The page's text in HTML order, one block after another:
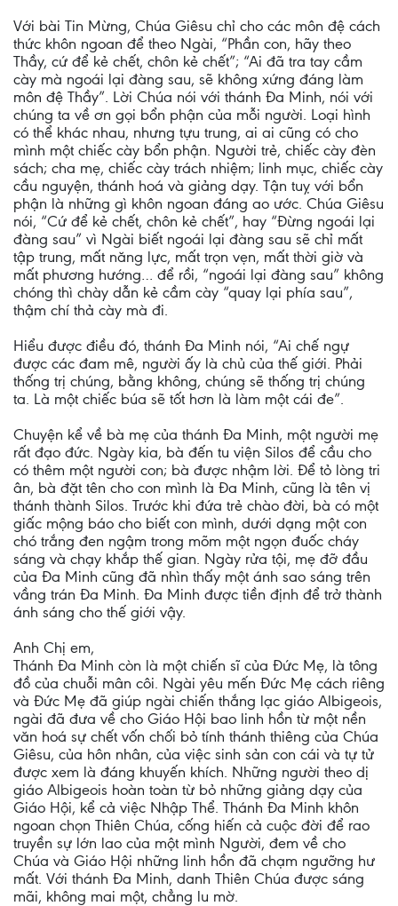
Với bài Tin Mừng, Chúa Giêsu chỉ cho các môn đệ cách
thức khôn ngoan để theo Ngài, “Phần con, hãy theo
Thầy, cứ để kẻ chết, chôn kẻ chết”; “Ai đã tra tay cầm
cày mà ngoái lại đàng sau, sẽ không xứng đáng làm
môn đệ Thầy”. Lời Chúa nói với thánh Đa Minh, nói với
chúng ta về ơn gọi bổn phận của mỗi người. Loại hình
có thể khác nhau, nhưng tựu trung, ai ai cũng có cho
mình một chiếc cày bổn phận. Người trẻ, chiếc cày đèn
sách; cha mẹ, chiếc cày trách nhiệm; linh mục, chiếc cày
cầu nguyện, thánh hoá và giảng dạy. Tận tuỵ với bổn
phận là những gì khôn ngoan đáng ao ước. Chúa Giêsu
nói, “Cứ để kẻ chết, chôn kẻ chết”, hay “Đừng ngoái lại
đàng sau” vì Ngài biết ngoái lại đàng sau sẽ chỉ mất
tập trung, mất năng lực, mất trọn vẹn, mất thời giờ và
mất phương hướng… để rồi, “ngoái lại đàng sau” không
chóng thì chày dẫn kẻ cầm cày “quay lại phía sau”,
thậm chí thả cày mà đi.
Hiểu được điều đó, thánh Đa Minh nói, “Ai chế ngự
được các đam mê, người ấy là chủ của thế giới. Phải
thống trị chúng, bằng không, chúng sẽ thống trị chúng
ta. Là một chiếc búa sẽ tốt hơn là làm một cái đe”.
Chuyện kể về bà mẹ của thánh Đa Minh, một người mẹ
rất đạo đức. Ngày kia, bà đến tu viện Silos để cầu cho
có thêm một người con; bà được nhậm lời. Để tỏ lòng tri
ân, bà đặt tên cho con mình là Đa Minh, cũng là tên vị
thánh thành Silos. Trước khi đứa trẻ chào đời, bà có một
giấc mộng báo cho biết con mình, dưới dạng một con
chó trắng đen ngậm trong mõm một ngọn đuốc cháy
sáng và chạy khắp thế gian. Ngày rửa tội, mẹ đỡ đầu
của Đa Minh cũng đã nhìn thấy một ánh sao sáng trên
vầng trán Đa Minh. Đa Minh được tiền định để trở thành
ánh sáng cho thế giới vậy.
Anh Chị em,
Thánh Đa Minh còn là một chiến sĩ của Đức Mẹ, là tông
đồ của chuỗi mân côi. Ngài yêu mến Đức Mẹ cách riêng
và Đức Mẹ đã giúp ngài chiến thắng lạc giáo Albigeois,
ngài đã đưa về cho Giáo Hội bao linh hồn từ một nền
văn hoá sự chết vốn chối bỏ tính thánh thiêng của Chúa
Giêsu, của hôn nhân, của việc sinh sản con cái và tự tử
được xem là đáng khuyến khích. Những người theo dị
giáo Albigeois hoàn toàn từ bỏ những giảng dạy của
Giáo Hội, kể cả việc Nhập Thể. Thánh Đa Minh khôn
ngoan chọn Thiên Chúa, cống hiến cả cuộc đời để rao
truyền sự lớn lao của một mình Người, đem về cho
Chúa và Giáo Hội những linh hồn đã chạm ngưỡng hư
mất. Với thánh Đa Minh, danh Thiên Chúa được sáng
mãi, không mai một, chẳng lu mờ.